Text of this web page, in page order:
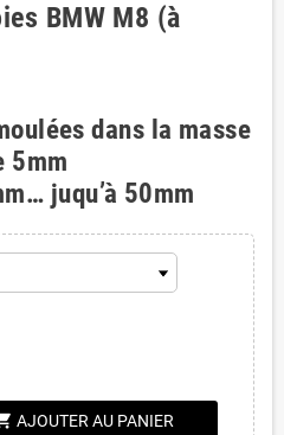
BMW M8 (à
dans la masse
5mm
juqu’à 50mm
AJOUTER AU PANIER